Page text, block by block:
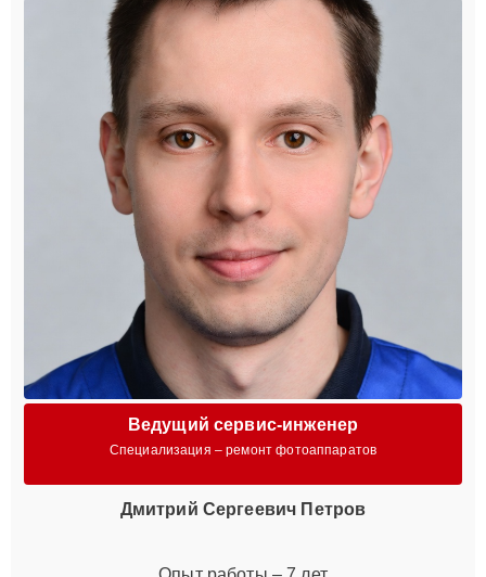
Ведущий сервис-инженер
Специализация – ремонт фотоаппаратов
Дмитрий Сергеевич Петров